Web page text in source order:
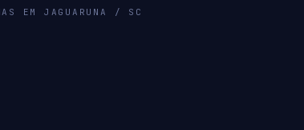
EM JAGUARUNA / SC